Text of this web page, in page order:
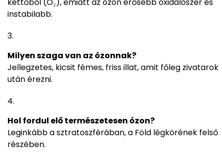
instabilabb.
Milyen szaga van az ózonnak?
Jellegzetes, kicsit fémes, friss illat, amit főleg zivatarok
után érezni.
Hol fordul elő természetesen ózon?
Leginkább a sztratoszférában, a Föld légkörének felső
részében.